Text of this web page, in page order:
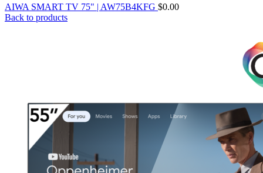
AIWA SMART TV 75" | AW75B4KFG $0.00
Back to products